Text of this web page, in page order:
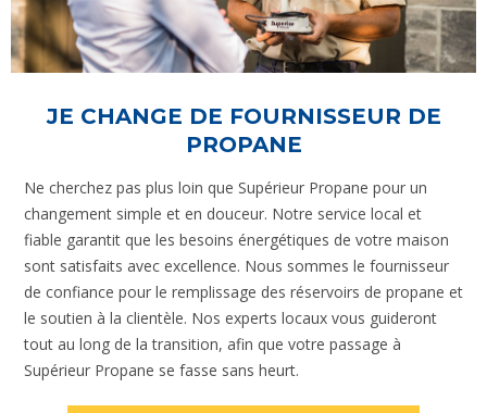
JE CHANGE DE FOURNISSEUR DE
PROPANE
Ne cherchez pas plus loin que Supérieur Propane pour un
changement simple et en douceur. Notre service local et
fiable garantit que les besoins énergétiques de votre maison
sont satisfaits avec excellence. Nous sommes le fournisseur
de confiance pour le remplissage des réservoirs de propane et
le soutien à la clientèle. Nos experts locaux vous guideront
tout au long de la transition, afin que votre passage à
Supérieur Propane se fasse sans heurt.